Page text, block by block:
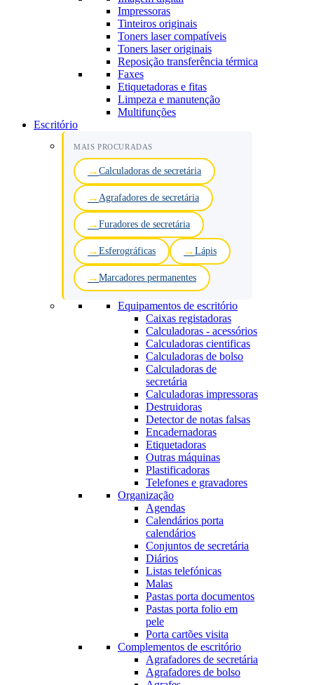
Impressoras
Tinteiros originais
Toners laser compatíveis
Toners laser originais
Reposição transferência térmica
Faxes
Etiquetadoras e fitas
Limpeza e manutenção
Multifunções
Escritório
MAIS PROCURADAS
Calculadoras de secretária
Agrafadores de secretária
Furadores de secretária
Esferográficas Lápis
Marcadores permanentes
Equipamentos de escritório
Caixas registadoras
Calculadoras - acessórios
Calculadoras cientificas
Calculadoras de bolso
Calculadoras de
secretária
Calculadoras impressoras
Destruidoras
Detector de notas falsas
Encadernadoras
Etiquetadoras
Outras máquinas
Plastificadoras
Telefones e gravadores
Organização
Agendas
Calendários porta
calendários
Conjuntos de secretária
Diários
Listas telefónicas
Malas
Pastas porta documentos
Pastas porta folio em
pele
Porta cartões visita
Complementos de escritório
Agrafadores de secretária
Agrafadores de bolso